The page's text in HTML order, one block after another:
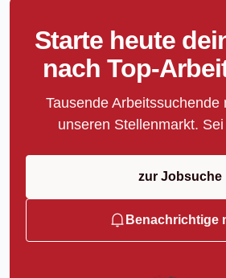
Starte heute
nach Top-
Tausende Arbeitssuchende
unseren Stellenmarkt.
zur Jobsuche
Benachrichtige